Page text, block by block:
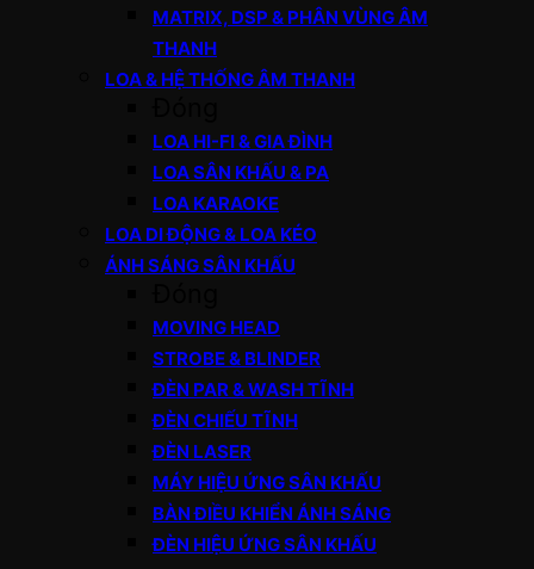
MATRIX, DSP & PHÂN VÙNG ÂM
THANH
LOA & HỆ THỐNG ÂM THANH
LOA HI-FI & GIA ĐÌNH
LOA SÂN KHẤU & PA
LOA KARAOKE
LOA DI ĐỘNG & LOA KÉO
ÁNH SÁNG SÂN KHẤU
MOVING HEAD
STROBE & BLINDER
ĐÈN PAR & WASH TĨNH
ĐÈN CHIẾU TĨNH
ĐÈN LASER
MÁY HIỆU ỨNG SÂN KHẤU
BÀN ĐIỀU KHIỂN ÁNH SÁNG
ĐÈN HIỆU ỨNG SÂN KHẤU